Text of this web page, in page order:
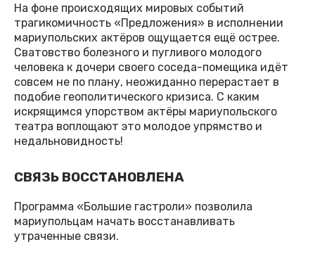
На фоне происходящих мировых событий
трагикомичность «Предложения» в исполнении
мариупольских актёров ощущается ещё острее.
Сватовство болезного и пугливого молодого
человека к дочери своего соседа-помещика идёт
совсем не по плану, неожиданно перерастает в
подобие геополитического кризиса. С каким
искрящимся упорством актёры мариупольского
театра воплощают это молодое упрямство и
недальновидность!
СВЯЗЬ ВОССТАНОВЛЕНА
Программа «Большие гастроли» позволила
мариупольцам начать восстанавливать
утраченные связи.